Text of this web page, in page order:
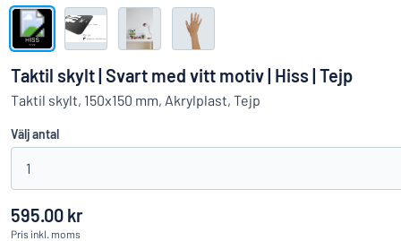
Visa alla kategorier
Logga
in
Kundservice
Privatperson
Taktil skylt | Svart med vitt motiv | Hiss | Tejp
Taktil skylt, 150x150 mm, Akrylplast, Tejp
Välj antal
1
595.00 kr
Pris inkl. moms